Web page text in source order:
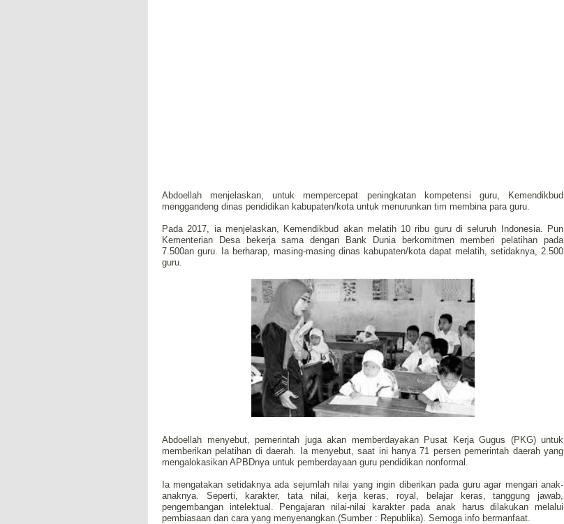
Abdoellah menjelaskan, untuk mempercepat peningkatan kompetensi guru, Kemendikbud
menggandeng dinas pendidikan kabupaten/kota untuk menurunkan tim membina para guru.
Pada 2017, ia menjelaskan, Kemendikbud akan melatih 10 ribu guru di seluruh Indonesia. Pun
Kementerian Desa bekerja sama dengan Bank Dunia berkomitmen memberi pelatihan pada
7.500an guru. Ia berharap, masing-masing dinas kabupaten/kota dapat melatih, setidaknya, 2.500
guru.
Abdoellah menyebut, pemerintah juga akan memberdayakan Pusat Kerja Gugus (PKG) untuk
memberikan pelatihan di daerah. Ia menyebut, saat ini hanya 71 persen pemerintah daerah yang
mengalokasikan APBDnya untuk pemberdayaan guru pendidikan nonformal.
Ia mengatakan setidaknya ada sejumlah nilai yang ingin diberikan pada guru agar mengari anak-
anaknya. Seperti, karakter, tata nilai, kerja keras, royal, belajar keras, tanggung jawab,
pengembangan intelektual. Pengajaran nilai-nilai karakter pada anak harus dilakukan melalui
pembiasaan dan cara yang menyenangkan.(Sumber : Republika). Semoga info bermanfaat.